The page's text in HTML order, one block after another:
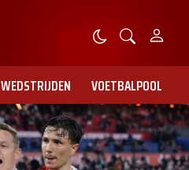
WEDSTRIJDEN VOETBALPOOL